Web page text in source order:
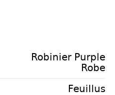
Robinier Purple
Robe
Feuillus